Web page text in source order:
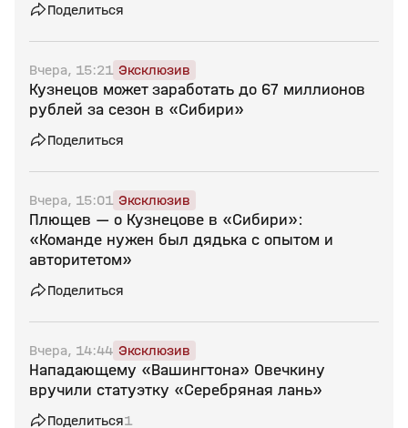
Поделиться
Вчера, 15:21 Эксклюзив
Кузнецов может заработать до 67 миллионов
рублей за сезон в «Сибири»
Поделиться
Вчера, 15:01 Эксклюзив
Плющев — о Кузнецове в «Сибири»:
«Команде нужен был дядька с опытом и
авторитетом»
Поделиться
Вчера, 14:44 Эксклюзив
Нападающему «Вашингтона» Овечкину
вручили статуэтку «Серебряная лань»
Поделиться1